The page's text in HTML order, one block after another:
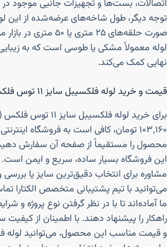
اتصالات، بست‌ها و تجهیزات جانبی موجود در
توجه دیگر، طول شاخه‌های عرضه‌شده از این
صورت حلقه‌های ۲۵ متری
لوله معمولاً مشکی یا طوسی است که به
نهایی کمک می‌کند.
قیمت و خرید لوله فلکسیبل سایز ۱۱ توس فلکس (استاندارد)
برای خرید لوله
۱۰۳٬۱۶۰ تومان، کافی است به فروشگاه
محصول را مستقیماً از صفحه آن سفارش
این فروشگاه بسیار ساده، سریع و ایمن
مشاوره برای انتخاب دقیق‌ترین سایز یا
می‌توانید با تیم پشتیبانی متخصص الکتارا
ما آماده‌اند تا با در نظر گرفتن نوع پروژه و
راهکار را پیشنهاد دهند. با اطمینان از کیفیت
و قیمت مناسب این محصول، می‌توانید